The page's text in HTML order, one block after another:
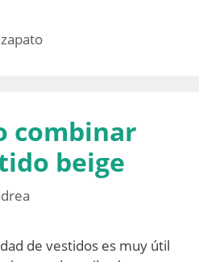
zapato
combinar
beige
de vestidos es muy útil